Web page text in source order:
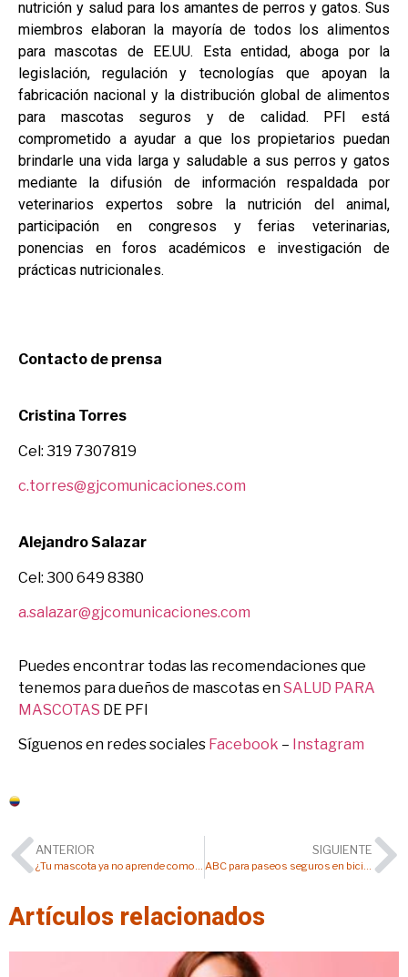
nutrición y salud para los amantes de perros y gatos. Sus
miembros elaboran la mayoría de todos los alimentos
para mascotas de EE.UU. Esta entidad, aboga por la
legislación, regulación y tecnologías que apoyan la
fabricación nacional y la distribución global de alimentos
para mascotas seguros y de calidad. PFI está
comprometido a ayudar a que los propietarios puedan
brindarle una vida larga y saludable a sus perros y gatos
mediante la difusión de información respaldada por
veterinarios expertos sobre la nutrición del animal,
participación en congresos y ferias veterinarias,
ponencias en foros académicos e investigación de
prácticas nutricionales.
Contacto de prensa
Cristina Torres
Cel: 319 7307819
c.torres@gjcomunicaciones.com
Alejandro Salazar
Cel: 300 649 8380
a.salazar@gjcomunicaciones.com
Puedes encontrar todas las recomendaciones que
tenemos para dueños de mascotas enSALUD PARA
MASCOTAS DE PFI
Síguenos en redes sociales Facebook – Instagram
ANTERIOR
¿Tu mascota ya no aprende como antes? Podría ser causado por la falta de TCM en su dieta
SIGUIENTE
ABC para paseos seguros en bicicleta con tu perro
Artículos relacionados